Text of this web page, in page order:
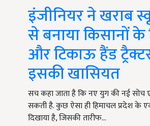
इंजीनियर ने खराब
से बनाया किसानों
और टिकाऊ हैंड
इसकी खासियत
सच कहा जाता है कि नए युग की नई
सकती है. कुछ ऐसा ही हिमाचल प्रदेश के
दिखाया है, जिसकी तारीफ…